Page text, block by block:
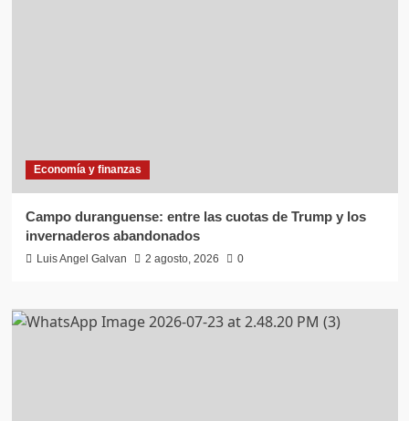
Economía y finanzas
Campo duranguense: entre las cuotas de Trump y los
invernaderos abandonados
Luis Angel Galvan 2 agosto, 2026 0